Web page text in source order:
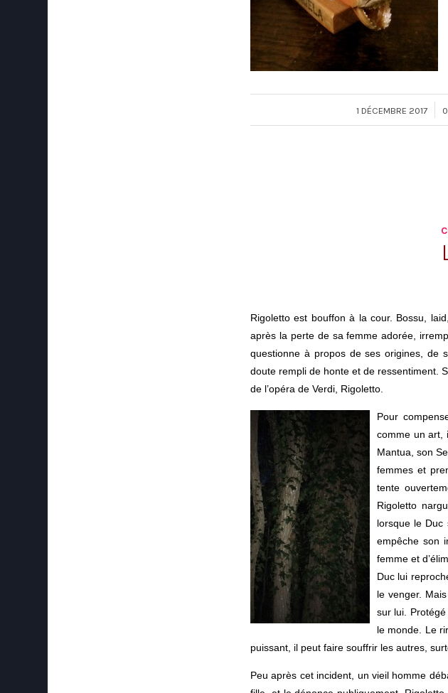
1 DÉCEMBRE 2017
/
Rigoletto est bouffon à la cour. Bossu,
après la perte de sa femme adorée,
questionne à propos de ses origines, de
doute rempli de honte et de ressentiment.
de l’opéra de Verdi, Rigoletto.
Pour
comme un art,
Mantua, son
femmes et
tente
Rigoletto
lorsque le Duc
empêche son
femme et
Duc lui
le venger.
sur lui.
le monde. Le
puissant, il peut faire souffrir les autres,
Peu après cet incident, un vieil homme